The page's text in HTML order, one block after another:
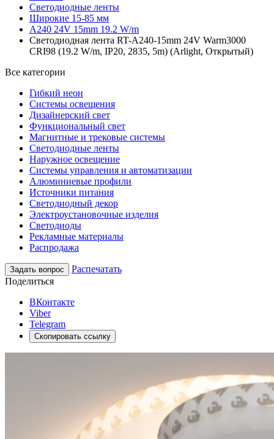
Светодиодные ленты
Широкие 15-85 мм
A240 24V 15mm 19.2 W/m
Светодиодная лента RT-A240-15mm 24V Warm3000
CRI98 (19.2 W/m, IP20, 2835, 5m) (Arlight, Открытый)
Все категории
Гибкий неон
Системы освещения
Дизайнерский свет
Функциональный свет
Магнитные и трековые системы
Светодиодные ленты
Наружное освещение
Системы управления и автоматизации
Алюминиевые профили
Источники питания
Светодиодный декор
Электроустановочные изделия
Светодиоды
Рекламные материалы
Распродажа
Задать вопрос
Распечатать
Поделиться
ВКонтакте
Viber
Telegram
Скопировать ссылку